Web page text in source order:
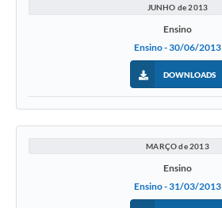
Contratos
Galeria de Vídeos
JUNHO de 2013
Ensino
Ensino - 30/06/2013
DOWNLOADS
MARÇO de 2013
Ensino
Ensino - 31/03/2013